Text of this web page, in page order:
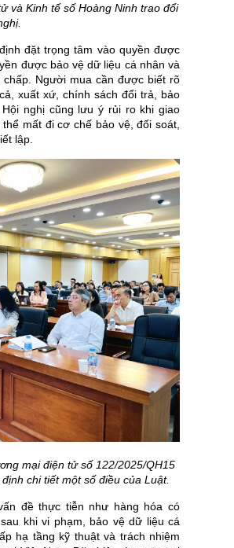
và Kinh tế số Hoàng Ninh trao đổi
đặt trọng tâm vào quyền được
được bảo vệ dữ liệu cá nhân và
Người mua cần được biết rõ
xuất xứ, chính sách đổi trả, bảo
nghị cũng lưu ý rủi ro khi giao
mất đi cơ chế bảo vệ, đối soát,
lập.
mại điện tử số 122/2025/QH15
chi tiết một số điều của Luật.
đề thực tiễn như hàng hóa có
khi vi phạm, bảo vệ dữ liệu cá
hạ tầng kỹ thuật và trách nhiệm